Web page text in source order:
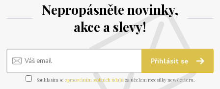
Nepropásněte novinky,
akce a slevy!
Přihlásit se
Souhlasím se zpracováním osobních údajů za účelem rozesílky newsletteru.